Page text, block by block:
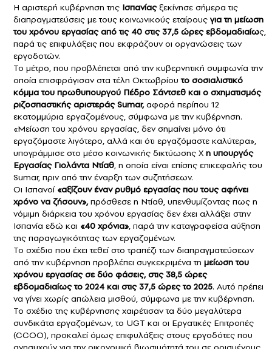
Η αριστερή κυβέρνηση της Ισπανίαςξεκίνησε σήμερα τις
διαπραγματεύσεις με τους κοινωνικούς εταίρους για τη μείωση
τoυ χρόνου εργασίας από τις 40 στις 37,5 ώρες εβδομαδιαίως,
παρά τις επιφυλάξεις που εκφράζουν οι οργανώσεις των
εργοδοτών.
Το μέτρο, που προβλέπεται από την κυβερνητική συμφωνία την
οποία επισφράγισαν στα τέλη Οκτωβρίουτο σοσιαλιστικό
κόμμα του πρωθυπουργού Πέδρο Σάντσεθ και ο σχηματισμός
ριζοσπαστικής αριστεράς Sumar,αφορά περίπου 12
εκατομμύρια εργαζομένους, σύμφωνα με την κυβέρνηση.
«Μείωση του χρόνου εργασίας, δεν σημαίνει μόνο ότι
εργαζόμαστε λιγότερο, αλλά και ότι εργαζόμαστε καλύτερα»,
υπογράμμισε στο μέσο κοινωνικής δικτύωσης Χ η υπουργός
Εργασίας Γιολάντα Ντίαθ, η οποία είναι επίσης επικεφαλής του
Sumar, πριν από την έναρξη των συζητήσεων.
Οι Ισπανοί «αξίζουν έναν ρυθμό εργασίας που τους αφήνει
χρόνο να ζήσουν»,πρόσθεσε η Ντίαθ, υπενθυμίζοντας πως η
νόμιμη διάρκεια του χρόνου εργασίας δεν έχει αλλάξει στην
Ισπανία εδώ και «40 χρόνια», παρά την καταγραφείσα αύξηση
της παραγωγικότητας των εργαζομένων.
Το σχέδιο που έχει τεθεί στο τραπέζι των διαπραγματεύσεων
από την κυβέρνηση προβλέπει συγκεκριμένα τη μείωση του
χρόνου εργασίας σε δύο φάσεις, στις 38,5 ώρες
εβδομαδιαίως το 2024 και στις 37,5 ώρες το 2025. Αυτό πρέπει
να γίνει χωρίς απώλεια μισθού, σύμφωνα με την κυβέρνηση.
Το σχέδιο της κυβέρνησης χαιρέτισαν τα δύο μεγαλύτερα
συνδικάτα εργαζομένων, το UGT και οι Εργατικές Επιτροπές
(CCOO), προκαλεί όμως επιφυλάξεις στους εργοδότες που